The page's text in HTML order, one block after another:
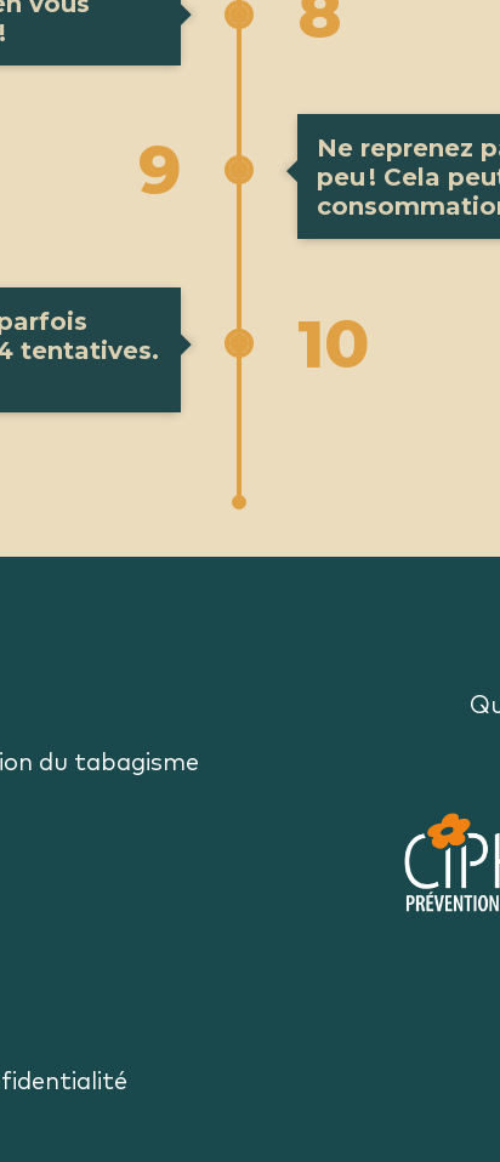
9
Ne reprenez
peu ! Cela
10
tentatives.
du tabagisme